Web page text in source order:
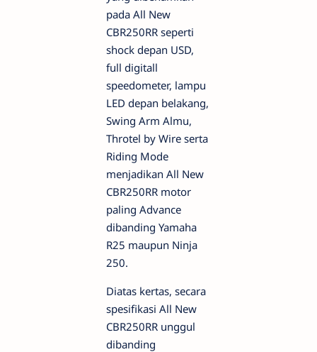
pada All New
CBR250RR seperti
shock depan USD,
full digitall
speedometer, lampu
LED depan belakang,
Swing Arm Almu,
Throtel by Wire serta
Riding Mode
menjadikan All New
CBR250RR motor
paling Advance
dibanding Yamaha
R25 maupun Ninja
250.
Diatas kertas, secara
spesifikasi All New
CBR250RR unggul
dibanding